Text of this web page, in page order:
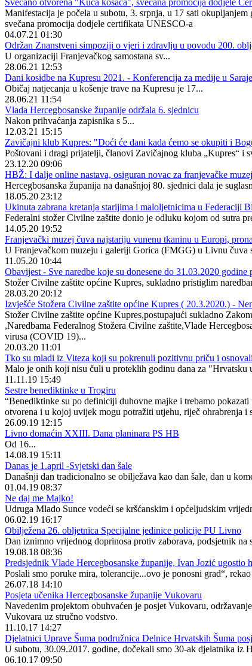
Svečano otvorena "Kuća kosaca", svečana promocija dodjele
Manifestacija je počela u subotu, 3. srpnja, u 17 sati
svečana promocija dodjele certifikata UNESCO-a
04.07.21 01:30
Održan Znanstveni simpoziji o vjeri i zdravlju u povodu 200.
U organizaciji Franjevačkog samostana sv...
28.06.21 12:53
Dani kosidbe na Kupresu 2021. - Konferencija za medije u
Običaj natjecanja u košenje trave na Kupresu je 17...
28.06.21 11:54
Vlada Hercegbosanske županije održala 6. sjednicu
Nakon prihvaćanja zapisnika s 5...
12.03.21 15:15
Zavičajni klub Kupres: "Doći će dani kada ćemo se okupiti i
Poštovani i dragi prijatelji, članovi Zavičajnog kluba „Kupres“ i
23.12.20 09:06
HBŽ: I dalje online nastava, osiguran novac za franjevačke
Hercegbosanska županija na današnjoj 80. sjednici dala je
18.05.20 23:12
Ukinuta zabrana kretanja starijima i maloljetnicima u Federaciji
Federalni stožer Civilne zaštite donio je odluku kojom od sutra
14.05.20 19:52
Franjevački muzej čuva najstariju vunenu tkaninu u Europi,
U Franjevačkom muzeju i galeriji Gorica (FMGG) u Livnu čuva
11.05.20 10:44
Obavijest - Sve naredbe koje su donesene do 31.03.2020
Stožer Civilne zaštite općine Kupres, sukladno pristiglim
28.03.20 20:12
Izvješće Stožera Civilne zaštite općine Kupres ( 20.3.2020.) -
Stožer Civilne zaštite općine Kupres,postupajući sukladno
,Naredbama Federalnog Stožera Civilne zaštite,Vlade
virusa (COVID 19)...
20.03.20 11:01
Tko su mladi iz Viteza koji su pokrenuli pozitivnu priču i
Malo je onih koji nisu čuli u proteklih godinu dana za "Hrvatsku
11.11.19 15:49
Sestre benediktinke u Trogiru
“Benediktinke su po definiciji duhovne majke i trebamo
otvorena i u kojoj uvijek mogu potražiti utjehu, riječ ohrabrenja i
26.09.19 12:15
Livno domaćin XXIII. Dana planinara PS HB
Od 16...
14.08.19 15:11
Danas je 1.april -Svjetski dan šale
Današnji dan tradicionalno se obilježava kao dan šale, dan u
01.04.19 08:37
Ne daj me Majko!
Udruga Mlado Sunce vodeći se kršćanskim i općeljudskim
06.02.19 16:17
Obilježena 26. obljetnica Specijalne jedinice policije PU Livno
Dan iznimno vrijednog doprinosa protiv zaborava, podsjetnik na
19.08.18 08:36
Predsjednik Vlade Hercegbosanske županije, Ivan Jozić ugostio
Poslali smo poruke mira, tolerancije...ovo je ponosni grad“,
26.07.18 14:10
Posjeta učenika Hercegbosanske županije Vukovaru
Navedenim projektom obuhvaćen je posjet Vukovaru,
Vukovara uz stručno vodstvo.
11.10.17 14:27
Djelatnici Uprave Šuma podružnica Delnice Hrvatskih Šuma
U subotu, 30.09.2017. godine, dočekali smo 30-ak djelatnika iz
06.10.17 09:50